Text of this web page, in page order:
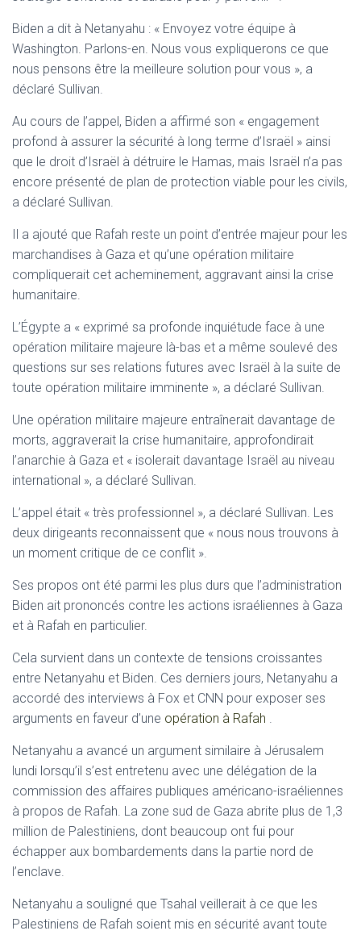
Biden a dit à Netanyahu : « Envoyez votre équipe à
Washington. Parlons-en. Nous vous expliquerons ce que
nous pensons être la meilleure solution pour vous », a
déclaré Sullivan.
Au cours de l’appel, Biden a affirmé son « engagement
profond à assurer la sécurité à long terme d’Israël » ainsi
que le droit d’Israël à détruire le Hamas, mais Israël n’a pas
encore présenté de plan de protection viable pour les civils,
a déclaré Sullivan.
Il a ajouté que Rafah reste un point d’entrée majeur pour les
marchandises à Gaza et qu’une opération militaire
compliquerait cet acheminement, aggravant ainsi la crise
humanitaire.
L’Égypte a « exprimé sa profonde inquiétude face à une
opération militaire majeure là-bas et a même soulevé des
questions sur ses relations futures avec Israël à la suite de
toute opération militaire imminente », a déclaré Sullivan.
Une opération militaire majeure entraînerait davantage de
morts, aggraverait la crise humanitaire, approfondirait
l’anarchie à Gaza et « isolerait davantage Israël au niveau
international », a déclaré Sullivan.
L’appel était « très professionnel », a déclaré Sullivan. Les
deux dirigeants reconnaissent que « nous nous trouvons à
un moment critique de ce conflit ».
Ses propos ont été parmi les plus durs que l’administration
Biden ait prononcés contre les actions israéliennes à Gaza
et à Rafah en particulier.
Cela survient dans un contexte de tensions croissantes
entre Netanyahu et Biden. Ces derniers jours, Netanyahu a
accordé des interviews à Fox et CNN pour exposer ses
arguments en faveur d’une opération à Rafah .
Netanyahu a avancé un argument similaire à Jérusalem
lundi lorsqu’il s’est entretenu avec une délégation de la
commission des affaires publiques américano-israéliennes
à propos de Rafah. La zone sud de Gaza abrite plus de 1,3
million de Palestiniens, dont beaucoup ont fui pour
échapper aux bombardements dans la partie nord de
l’enclave.
Netanyahu a souligné que Tsahal veillerait à ce que les
Palestiniens de Rafah soient mis en sécurité avant toute